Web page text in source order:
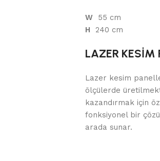
W 55 cm
H 240 cm
LAZER KESİM
Lazer kesim
ölçülerde
kazandırmak için
fonksiyonel bir
arada sunar.